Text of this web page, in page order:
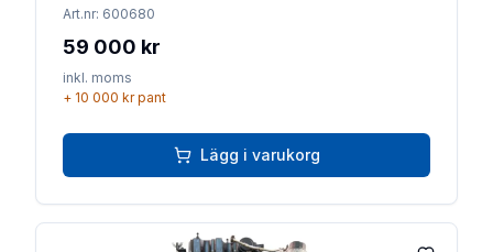
Art.nr: 600680
59 000 kr
inkl. moms
+ 10 000 krpant
Lägg i varukorg